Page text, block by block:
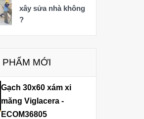
xây sửa nhà không
?
PHẨM MỚI
Gạch 30x60 xám xi
măng Viglacera -
ECOM36805